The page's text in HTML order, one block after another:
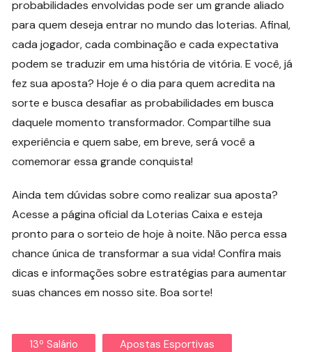
probabilidades envolvidas pode ser um grande aliado
para quem deseja entrar no mundo das loterias. Afinal,
cada jogador, cada combinação e cada expectativa
podem se traduzir em uma história de vitória. E você, já
fez sua aposta? Hoje é o dia para quem acredita na
sorte e busca desafiar as probabilidades em busca
daquele momento transformador. Compartilhe sua
experiência e quem sabe, em breve, será você a
comemorar essa grande conquista!
Ainda tem dúvidas sobre como realizar sua aposta?
Acesse a página oficial da Loterias Caixa e esteja
pronto para o sorteio de hoje à noite. Não perca essa
chance única de transformar a sua vida! Confira mais
dicas e informações sobre estratégias para aumentar
suas chances em nosso site. Boa sorte!
13º Salário Apostas Esportivas